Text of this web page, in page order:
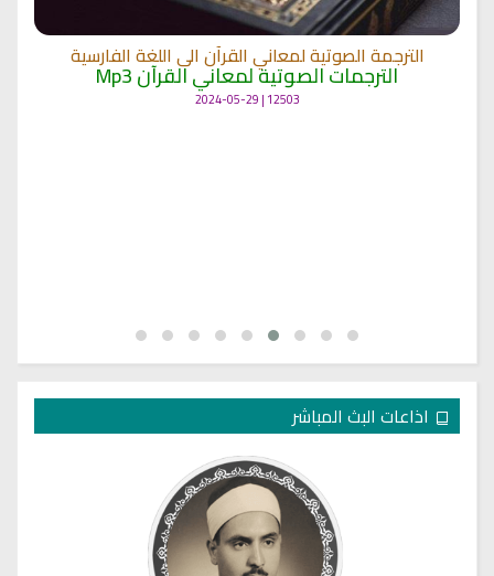
الترجمة الصوتية لمعاني القرآن الى اللغة الفارسية
الترجمات الصوتية لمعاني القرآن Mp3
12503 | 2024-05-29
اذاعات البث المباشر